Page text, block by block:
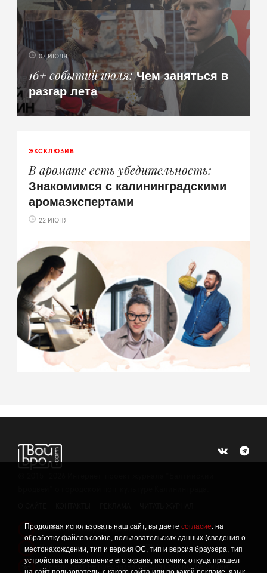
Продолжая использовать наш сайт, вы даете согласие. на
обработку файлов cookie, пользовательских данных (сведения о
местонахождении, тип и версия ОС, тип и версия браузера, тип
устройства и разрешение его экрана, источник, откуда пришел
07 ИЮЛЯ
16+ событий июля Чем заняться в
разгар лета
ЭКСКЛЮЗИВ
В аромате есть убедительность
Знакомимся с калининградскими
аромаэкспертами
22 ИЮНЯ
! Политика конфиденциальности
! Информация о проведении СОУТ
Данный сайт не предназначен для просмотра лицам